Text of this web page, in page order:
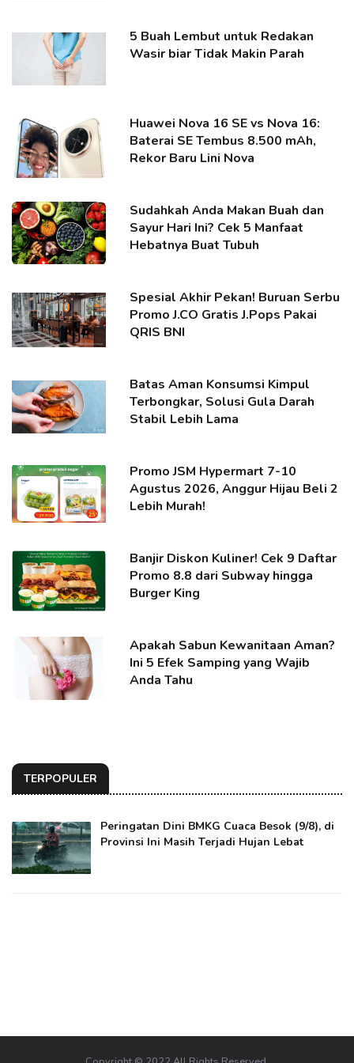
5 Buah Lembut untuk Redakan
Wasir biar Tidak Makin Parah
Huawei Nova 16 SE vs Nova 16:
Baterai SE Tembus 8.500 mAh,
Rekor Baru Lini Nova
Sudahkah Anda Makan Buah dan
Sayur Hari Ini? Cek 5 Manfaat
Hebatnya Buat Tubuh
Spesial Akhir Pekan! Buruan Serbu
Promo J.CO Gratis J.Pops Pakai
QRIS BNI
Batas Aman Konsumsi Kimpul
Terbongkar, Solusi Gula Darah
Stabil Lebih Lama
Promo JSM Hypermart 7-10
Agustus 2026, Anggur Hijau Beli 2
Lebih Murah!
Banjir Diskon Kuliner! Cek 9 Daftar
Promo 8.8 dari Subway hingga
Burger King
Apakah Sabun Kewanitaan Aman?
Ini 5 Efek Samping yang Wajib
Anda Tahu
TERPOPULER
Peringatan Dini BMKG Cuaca Besok (9/8), di
Provinsi Ini Masih Terjadi Hujan Lebat